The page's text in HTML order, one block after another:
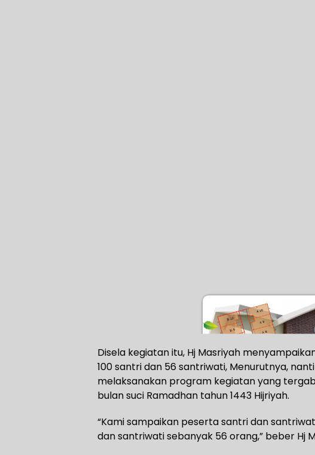
Disela kegiatan itu, Hj Masriyah
100 santri dan 56 santriwati, Menurutnya,
melaksanakan program kegiatan yang
bulan suci Ramadhan tahun 1443 Hijriyah.
“Kami sampaikan peserta santri dan
dan santriwati sebanyak 56 orang,” beber Hj